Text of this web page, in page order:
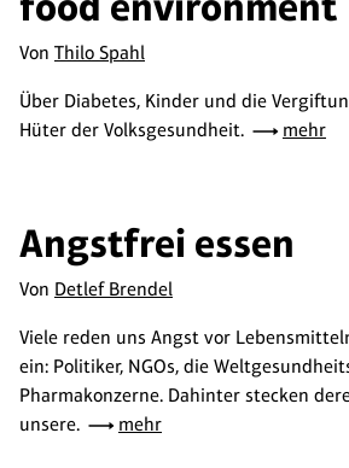
Von Thilo Spahl
Über Diabetes, Kinder und die
Hüter der Volksgesundheit.
mehr
Angstfrei essen
Von Detlef Brendel
Viele reden uns Angst vor
ein: Politiker, NGOs, die
Pharmakonzerne. Dahinter stecken
unsere.
mehr